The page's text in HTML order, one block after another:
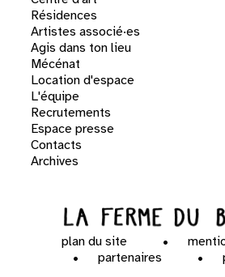
Résidences
Artistes associé·es
Agis dans ton lieu
Mécénat
Location d'espace
L'équipe
Recrutements
Espace presse
Contacts
Archives
plan du site
partenaires